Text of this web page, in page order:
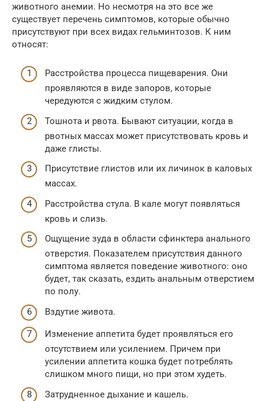
животного анемии. Но несмотря на это все же
существует перечень симптомов, которые обычно
присутствуют при всех видах гельминтозов. К ним
относят:
Расстройства процесса пищеварения. Они
проявляются в виде запоров, которые
чередуются с жидким стулом.
Тошнота и рвота. Бывают ситуации, когда в
рвотных массах может присутствовать кровь и
даже глисты.
Присутствие глистов или их личинок в каловых
массах.
Расстройства стула. В кале могут появляться
кровь и слизь.
Ощущение зуда в области сфинктера анального
отверстия. Показателем присутствия данного
симптома является поведение животного: оно
будет, так сказать, ездить анальным отверстием
по полу.
Вздутие живота.
Изменение аппетита будет проявляться его
отсутствием или усилением. Причем при
усилении аппетита кошка будет потреблять
слишком много пищи, но при этом худеть.
Затрудненное дыхание и кашель.